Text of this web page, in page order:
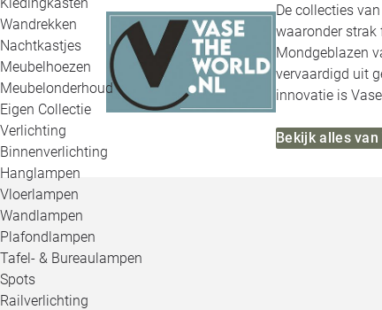
Wandrekken
Nachtkastjes
Meubelhoezen
Meubelonderhoud
Eigen Collectie
Verlichting
Binnenverlichting
Hanglampen
Vloerlampen
Wandlampen
Plafondlampen
Tafel- & Bureaulampen
Spots
Railverlichting
De collecties
waaronder strak
Mondgeblazen
vervaardigd uit
innovatie is
Bekijk alles